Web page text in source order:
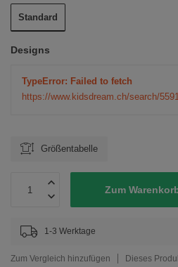
Standard
Designs
TypeError: Failed to fetch
https://www.kidsdream.ch/search/
Größentabelle
Zum
1-3 Werktage
Zum Vergleich hinzufügen Dieses